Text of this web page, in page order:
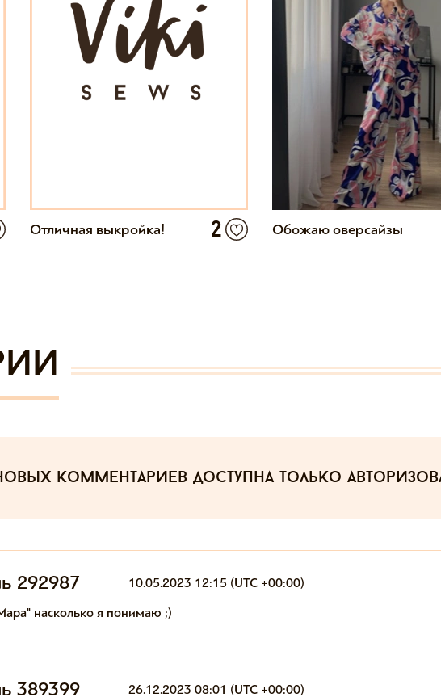
Отличная выкройка! 2 Обожаю оверсайзы
комментариев доступна только
292987 10.05.2023 12:15 (UTC +00:00)
насколько я понимаю ;)
389399 26.12.2023 08:01 (UTC +00:00)